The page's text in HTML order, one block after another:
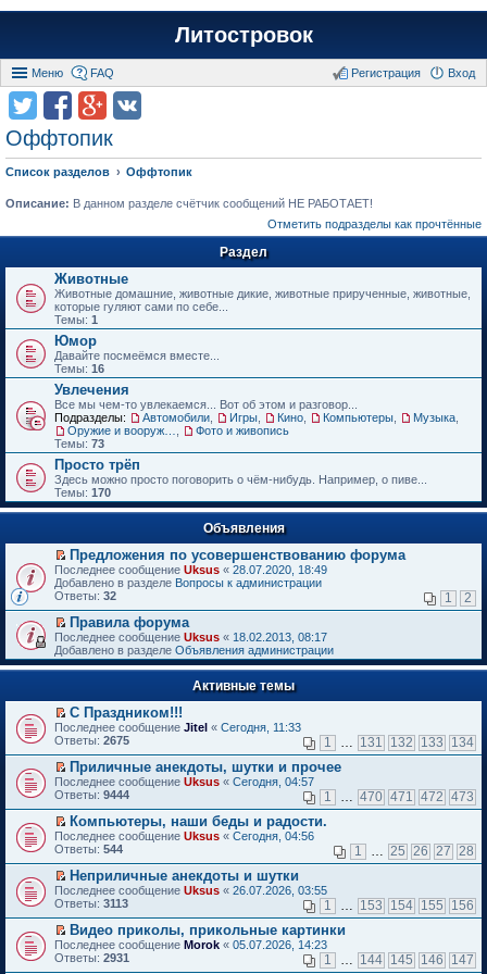
Литостровок
Меню FAQ Вход
Регистрация
Оффтопик
Список разделов Оффтопик
Описание: В данном разделе счётчик сообщений НЕ РАБОТАЕТ!
Отметить подразделы как прочтённые
Раздел
Животные
Животные домашние, животные дикие, животные прирученные, животные,
которые гуляют сами по себе...
Темы: 1
Юмор
Давайте посмеёмся вместе...
Темы: 16
Увлечения
Все мы чем-то увлекаемся... Вот об этом и разговор...
Подразделы:
Автомобили Игры Кино Компьютеры Музыка
Фото и живопись
Темы: 73
Просто трёп
Здесь можно просто поговорить о чём-нибудь. Например, о пиве...
Темы: 170
Объявления
П
е
р
й
т
и
к
п
в
о
м
у
н
е
п
р
о
ч
и
т
а
н
н
о
м
у
с
о
о
Предложения по усовершенствованию форума
Последнее сообщение Uksus « 28.07.2020, 18:49
Добавлено в разделе Вопросы к администрации
Ответы: 32 1 2
П
е
р
е
т
и
к
п
р
в
о
м
у
н
е
п
р
о
ч
и
т
а
н
н
Правила форума
Последнее сообщение Uksus « 18.02.2013, 08:17
Добавлено в разделе Объявления администрации
Активные темы
П
е
е
й
т
и
к
п
е
р
в
о
м
у
н
е
п
р
о
С Праздником!!!
Последнее сообщение Jitel « Сегодня, 11:33
Ответы: 2675 1 131 132 133 134
П
е
е
й
т
и
к
п
е
р
в
о
м
у
Приличные анекдоты, шутки и прочее
Последнее сообщение Uksus « Сегодня, 04:57
Ответы: 9444 1 470 471 472 473
П
е
е
й
т
и
к
п
е
р
Компьютеры, наши беды и радости.
Последнее сообщение Uksus « Сегодня, 04:56
Ответы: 544 1 25 26 27 28
П
е
е
й
т
и
Неприличные анекдоты и шутки
Последнее сообщение Uksus « 26.07.2026, 03:55
Ответы: 3113 1 153 154 155 156
П
е
Видео приколы, прикольные картинки
Последнее сообщение Morok « 05.07.2026, 14:23
Ответы: 2931 1 144 145 146 147